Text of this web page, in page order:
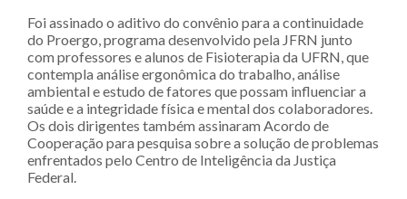
Foi assinado o aditivo do convênio para a continuidade
do Proergo, programa desenvolvido pela JFRN junto
com professores e alunos de Fisioterapia da UFRN, que
contempla análise ergonômica do trabalho, análise
ambiental e estudo de fatores que possam influenciar a
saúde e a integridade física e mental dos colaboradores.
Os dois dirigentes também assinaram Acordo de
Cooperação para pesquisa sobre a solução de problemas
enfrentados pelo Centro de Inteligência da Justiça
Federal.